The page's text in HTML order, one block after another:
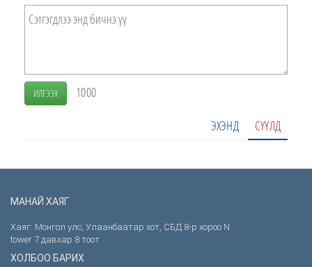
ИЛГЭЭХ 1000
ЭХЭНД СҮҮЛД
МАНАЙ ХАЯГ
Хаяг: Монгол улс, Улаанбаатар хот, СБД 8-р хороо N
tower 7 давхар 8 тоот
ХОЛБОО БАРИХ